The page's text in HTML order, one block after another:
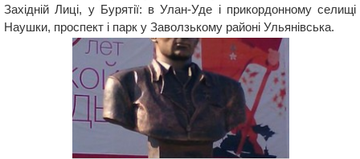
Західній Лиці, у Бурятії: в Улан-Уде і прикордонному селищі
Наушки, проспект і парк у Заволзькому районі Ульянівська.